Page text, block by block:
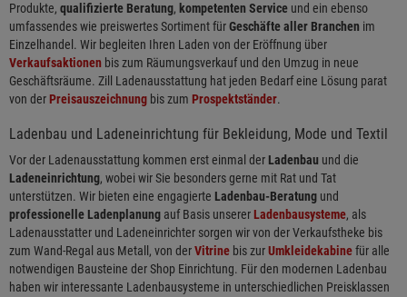
Produkte, qualifizierte Beratung, kompetenten Service und ein ebenso
umfassendes wie preiswertes Sortiment fürGeschäfte aller Branchen im
Einzelhandel. Wir begleiten Ihren Laden von der Eröffnung über
Verkaufsaktionen bis zum Räumungsverkauf und den Umzug in neue
Geschäftsräume. Zill Ladenausstattung hat jeden Bedarf eine Lösung parat
von derPreisauszeichnung bis zum Prospektständer.
Ladenbau und Ladeneinrichtung für Bekleidung, Mode und Textil
Vor der Ladenausstattung kommen erst einmal der Ladenbau und die
Ladeneinrichtung, wobei wir Sie besonders gerne mit Rat und Tat
unterstützen. Wir bieten eine engagierte Ladenbau-Beratung und
professionelle Ladenplanung auf Basis unsererLadenbausysteme, als
Ladenausstatter und Ladeneinrichter sorgen wir von der Verkaufstheke bis
zum Wand-Regal aus Metall, von derVitrine bis zurUmkleidekabinefür alle
notwendigen Bausteine der Shop Einrichtung. Für den modernen Ladenbau
haben wir interessante Ladenbausysteme in unterschiedlichen Preisklassen